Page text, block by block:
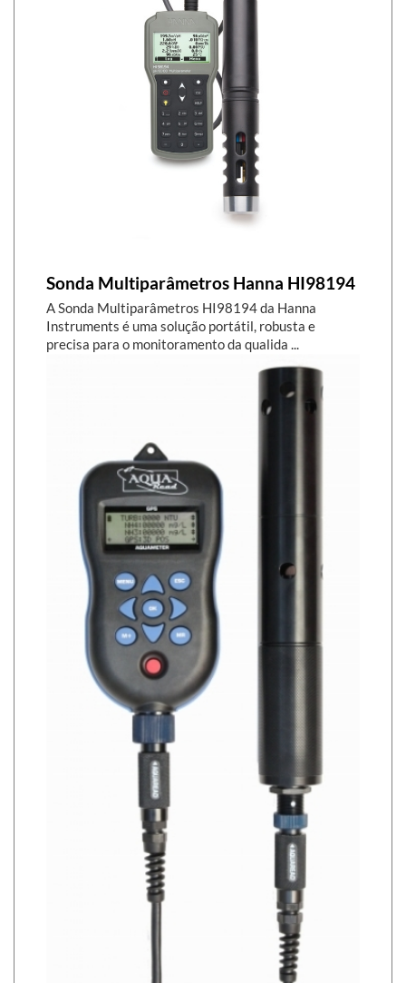
Sonda Multiparâmetros Hanna HI98194
A Sonda Multiparâmetros HI98194 da Hanna
Instruments é uma solução portátil, robusta e
precisa para o monitoramento da qualida ...